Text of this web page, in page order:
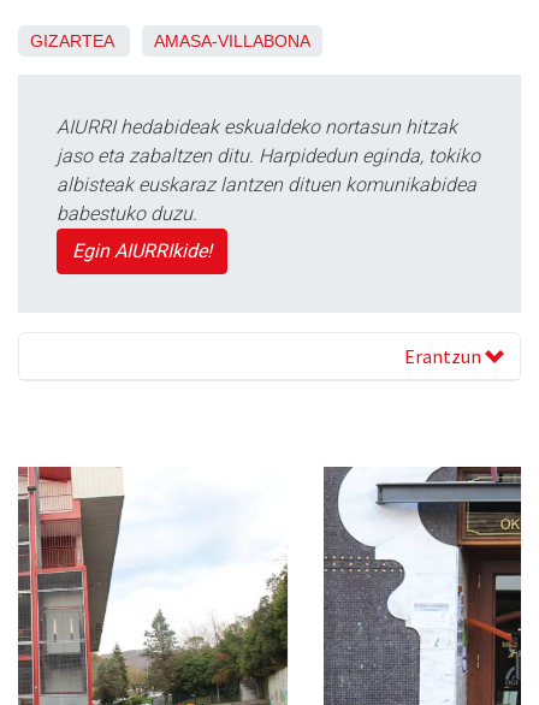
GIZARTEA AMASA-VILLABONA
AIURRI hedabideak eskualdeko nortasun hitzak
jaso eta zabaltzen ditu. Harpidedun eginda, tokiko
albisteak euskaraz lantzen dituen komunikabidea
babestuko duzu.
Egin AIURRIkide!
Erantzun